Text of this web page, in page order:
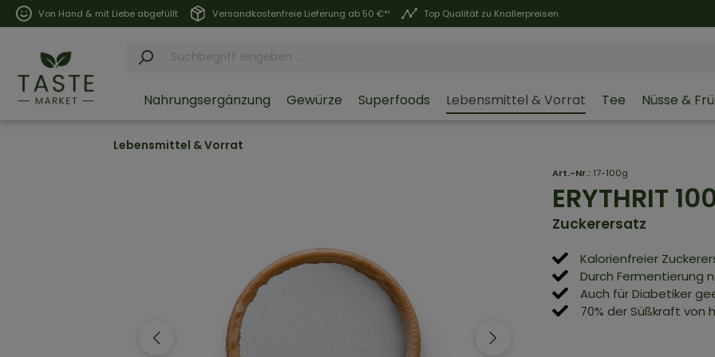
Von Hand & mit Liebe abgefüllt Versandkostenfreie Lieferung ab 50 €*¹ Top Qualität zu Knallerpreisen
Nahrungsergänzung Gewürze Superfoods Lebensmittel & Vorrat Tee Nüsse &
Lebensmittel & Vorrat
Art.-Nr.: 17-100g
ERYTHRIT
Zuckerersatz
Kalorienfreier
Durch Fermentierung
Auch für Diabetiker
70% der Süßkraft von